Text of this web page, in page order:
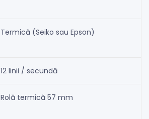
Termică (Seiko sau Epson)
12 linii / secundă
Rolă termică 57 mm